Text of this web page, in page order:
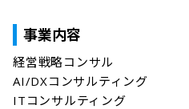
事業内容
経営戦略コンサル
AI/DXコンサルティング
ITコンサルティング